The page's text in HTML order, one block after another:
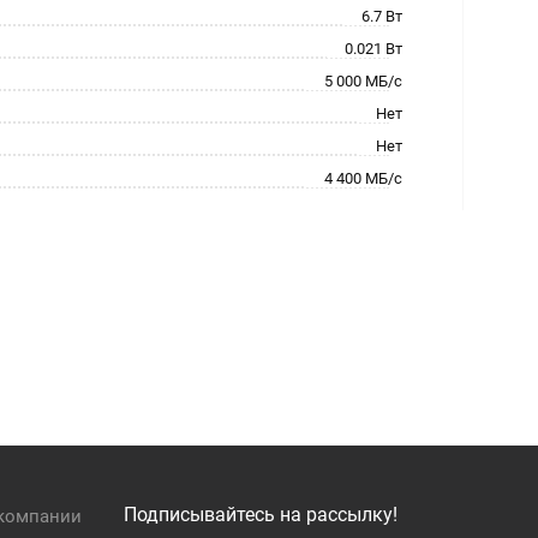
6.7 Вт
0.021 Вт
5 000 МБ/с
Нет
Нет
4 400 МБ/с
Подписывайтесь на рассылку!